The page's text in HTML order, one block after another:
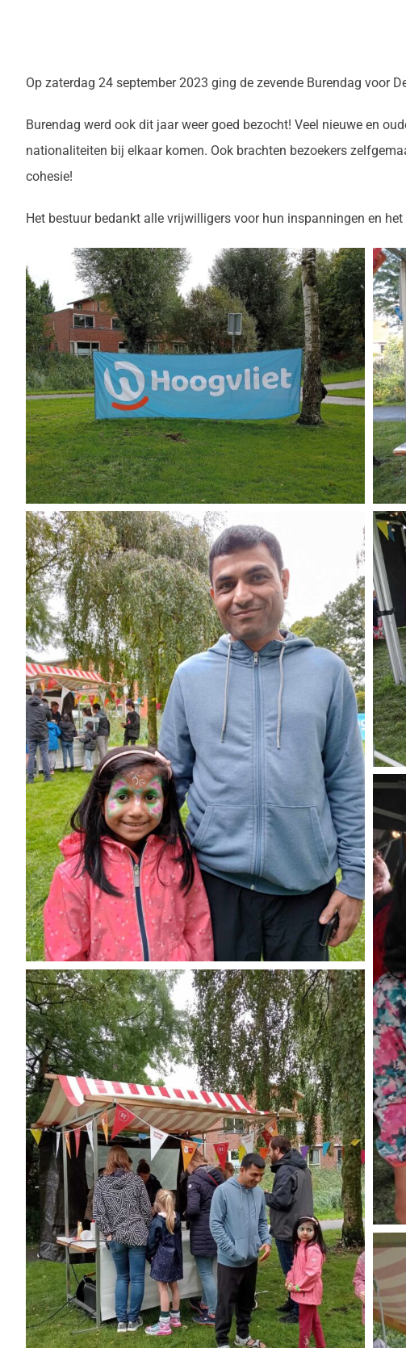
Op zaterdag 24 september 2023 ging de zevende Burendag voor
Burendag werd ook dit jaar weer goed bezocht! Veel nieuwe en
nationaliteiten bij elkaar komen. Ook brachten bezoekers
cohesie!
Het bestuur bedankt alle vrijwilligers voor hun inspanningen en